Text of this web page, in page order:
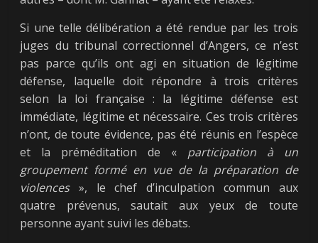
Si une telle délibération a été rendue par les trois
juges du tribunal correctionnel d’Angers, ce n’est
pas parce qu’ils ont agi en situation de légitime
défense, laquelle doit répondre à trois critères
selon la loi française : la légitime défense est
immédiate, légitime et nécessaire. Ces trois critères
n’ont, de toute évidence, pas été réunis en l’espèce
et la préméditation de « participation à un
groupement formé en vue de la préparation de
violences», le chef d’inculpation commun aux
quatre prévenus, sautait aux yeux de toute
personne ayant suivi les débats.